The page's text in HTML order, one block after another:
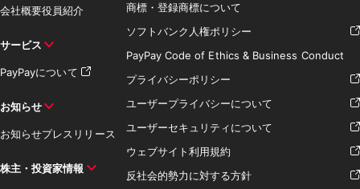
会社概要役員紹介
サービス
PayPayについて
お知らせ
お知らせプレスリリース
株主・投資家情報
商標・登録商標について
ソフトバンク人権ポリシー
PayPay Code of Ethics & Business Conduct
プライバシーポリシー
ユーザープライバシーについて
ユーザーセキュリティについて
ウェブサイト利用規約
反社会的勢力に対する方針